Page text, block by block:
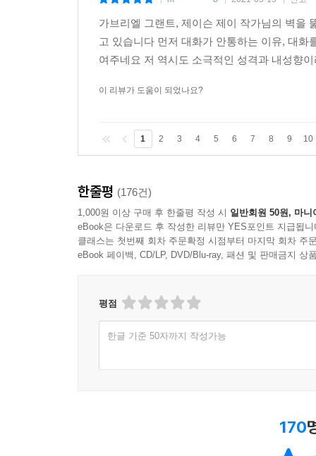
가브리엘 그랜트, 제이슨 제이 작가님의 벽을
고 있습니다 먼저 대화가 안통하는 이유, 대
여주네요 저 역시도 소극적인 성격과 내성향
이 리뷰가 도움이 되었나요?
1 2 3 4 5 6 7 8 9 10
한줄평 (176건)
1,000원 이상 구매 후 한줄평 작성 시 일반회원 50원, 마니
eBook은 다운로드 후 작성한 리뷰만 YES포인트 지급됩니
클래스는 첫번째 회차 주문확정 시점부터 마지막 회차 주
eBook 페이백, CD/LP, DVD/Blu-ray, 패션 및 판매금지 상
평점
한글 기준 50자까지 작성가능
170